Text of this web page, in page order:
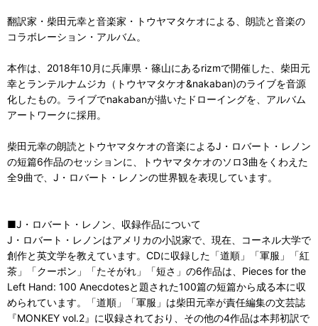
翻訳家・柴田元幸と音楽家・トウヤマタケオによる、朗読と音楽の
コラボレーション・アルバム。
本作は、2018年10月に兵庫県・篠山にあるrizmで開催した、柴田元
幸とランテルナムジカ（トウヤマタケオ&nakaban)のライブを音源
化したもの。ライブでnakabanが描いたドローイングを、アルバム
アートワークに採用。
柴田元幸の朗読とトウヤマタケオの音楽によるJ・ロバート・レノン
の短篇6作品のセッションに、トウヤマタケオのソロ3曲をくわえた
全9曲で、J・ロバート・レノンの世界観を表現しています。
■J・ロバート・レノン、収録作品について
J・ロバート・レノンはアメリカの小説家で、現在、コーネル大学で
創作と英文学を教えています。CDに収録した「道順」「軍服」「紅
茶」「クーポン」「たそがれ」「短さ」の6作品は、Pieces for the
Left Hand: 100 Anecdotesと題された100篇の短篇から成る本に収
められています。「道順」「軍服」は柴田元幸が責任編集の文芸誌
『MONKEY vol.2』に収録されており、その他の4作品は本邦初訳で